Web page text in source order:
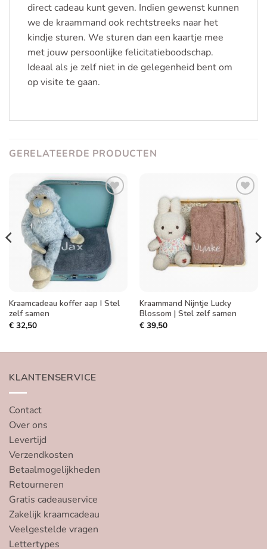
direct cadeau kunt geven. Indien gewenst kunnen
we de kraammand ook rechtstreeks naar het
kindje sturen. We sturen dan een kaartje mee
met jouw persoonlijke felicitatieboodschap.
Ideaal als je zelf niet in de gelegenheid bent om
op visite te gaan.
GERELATEERDE PRODUCTEN
Toevoegen
aan
verlanglijst
Kraamcadeau koffer aap I Stel
zelf samen
€32,50
Toevoegen
aan
verlanglijst
Kraammand Nijntje Lucky
Blossom | Stel zelf samen
€39,50
KLANTENSERVICE
Contact
Over ons
Levertijd
Verzendkosten
Betaalmogelijkheden
Retourneren
Gratis cadeauservice
Zakelijk kraamcadeau
Veelgestelde vragen
Lettertypes